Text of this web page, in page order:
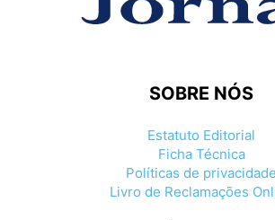
SOBRE NÓS
Estatuto Editorial
Ficha Técnica
Políticas de privacidade
Livro de Reclamações